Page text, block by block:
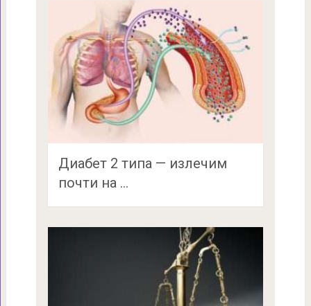
Диабет 2 типа — излечим
почти на …